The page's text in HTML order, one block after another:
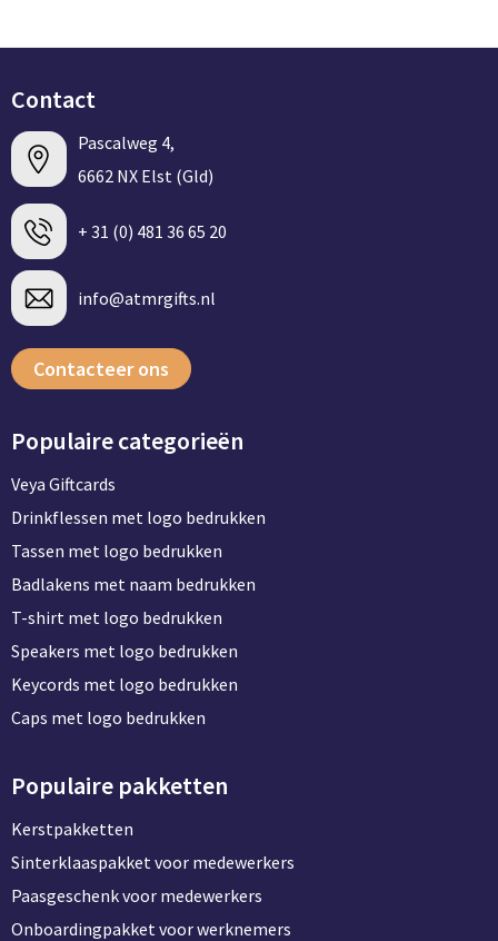
Contact
Pascalweg 4,
6662 NX Elst (Gld)
+ 31 (0) 481 36 65 20
info@atmrgifts.nl
Contacteer ons
Populaire categorieën
Veya Giftcards
Drinkflessen met logo bedrukken
Tassen met logo bedrukken
Badlakens met naam bedrukken
T-shirt met logo bedrukken
Speakers met logo bedrukken
Keycords met logo bedrukken
Caps met logo bedrukken
Populaire pakketten
Kerstpakketten
Sinterklaaspakket voor medewerkers
Paasgeschenk voor medewerkers
Onboardingpakket voor werknemers